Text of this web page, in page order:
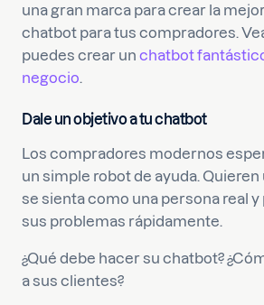
una gran marca para crear la
chatbot para tus compradores.
puedes crear un chatbot
negocio.
Dale un objetivo a tu chatbot
Los compradores modernos
un simple robot de ayuda.
se sienta como una persona real
sus problemas rápidamente.
¿Qué debe hacer su chatbot?
a sus clientes?